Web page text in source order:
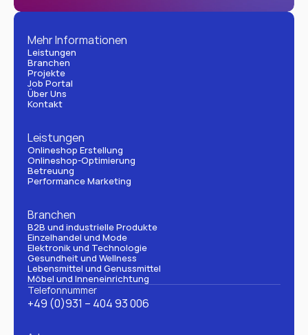
Mehr Informationen
Leistungen
Branchen
Projekte
Job Portal
Über Uns
Kontakt
Leistungen
Onlineshop Erstellung
Onlineshop-Optimierung
Betreuung
Performance Marketing
Branchen
B2B und industrielle Produkte
Einzelhandel und Mode
Elektronik und Technologie
Gesundheit und Wellness
Lebensmittel und Genussmittel
Möbel und Inneneinrichtung
Telefonnummer
+49 (0)931 – 404 93 006